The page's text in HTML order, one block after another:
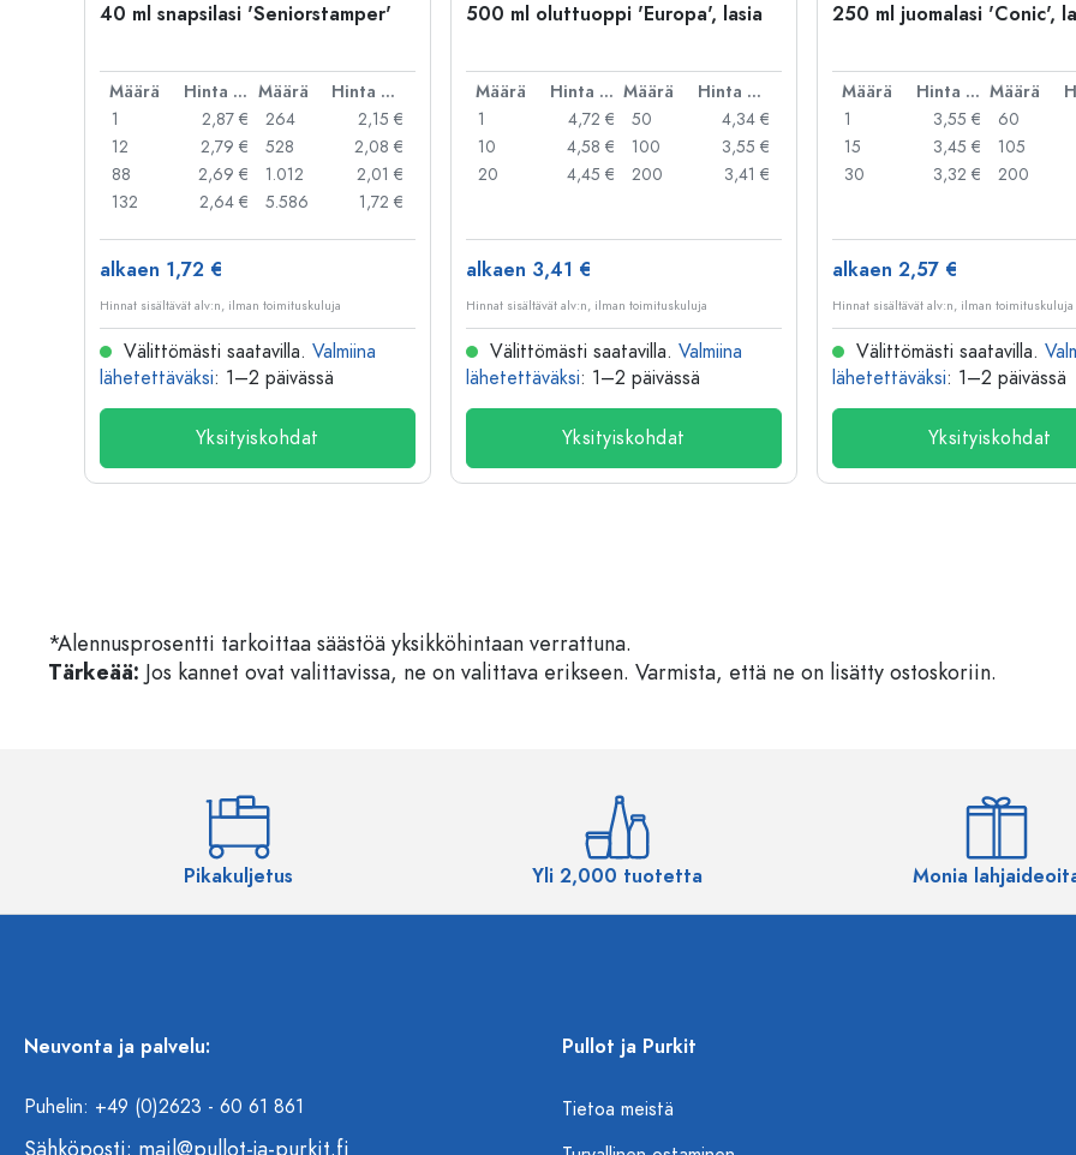
40 ml snapsilasi 'Seniorstamper'
Määrä Hinta per kpl Määrä
Hinta per kpl
1
2,87 €
12
2,79 €
88
2,69 €
132
2,64 €
264
2,15 €
528
2,08 €
1.012
2,01 €
5.586
1,72 €
alkaen 1,72 €
Hinnat sisältävät alv:n, ilman toimituskuluja
Välittömästi saatavilla. Valmiina
lähetettäväksi: 1–2 päivässä
Yksityiskohdat
500 ml oluttuoppi 'Europa', lasia
Määrä Hinta per kpl Määrä
Hinta per kpl
1
4,72 €
10
4,58 €
20
4,45 €
50
4,34 €
100
3,55 €
200
3,41 €
alkaen 3,41 €
Hinnat sisältävät alv:n, ilman toimituskuluja
Välittömästi saatavilla. Valmiina
lähetettäväksi: 1–2 päivässä
Yksityiskohdat
250 ml juomalasi 'Conic',
Määrä Hinta per kpl Määrä
1
3,55 €
15
3,45 €
30
3,32 €
60
105
200
alkaen 2,57 €
Hinnat sisältävät alv:n, ilman toimituskuluja
Välittömästi saatavilla.
lähetettäväksi: 1–2 päivässä
Yksityiskohdat
*Alennusprosentti tarkoittaa säästöä yksikköhintaan verrattuna.
Tärkeää: Jos kannet ovat valittavissa, ne on valittava erikseen. Varmista, että ne on lisätty ostoskoriin.
Pikakuljetus Yli 2,000 tuotetta Monia
Neuvonta ja palvelu:
Puhelin: +49 (0)2623 - 60 61 861
Sähköposti: mail@pullot-ja-purkit.fi
Pullot ja Purkit
Tietoa meistä